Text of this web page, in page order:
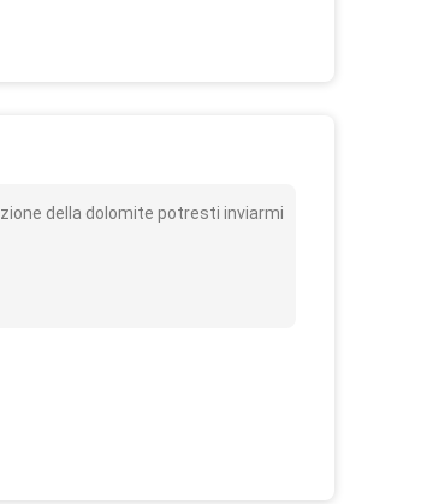
della dolomite potresti inviarmi